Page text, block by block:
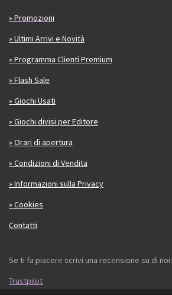
» Promozioni
» Ultimi Arrivi e Novità
» Programma Clienti Premium
» Flash Sale
» Giochi Usati
» Giochi divisi per Editore
» Orari di apertura
» Condizioni di Vendita
» Informazioni sulla Privacy
» Cookies
Contatti
Se ti fa piacere scrivi una recensione su di noi:
Trustpilot